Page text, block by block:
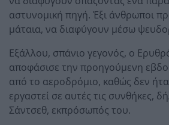
αστυνομική πηγή. Έξι άνθρωποι
μάταια, να διαφύγουν μέσω
Εξάλλου, σπάνιο γεγονός, ο
αποφάσισε την προηγούμενη
από το αεροδρόμιο, καθώς δεν
εργαστεί σε αυτές τις συνθήκες,
Σάντσεθ, εκπρόσωπός του.